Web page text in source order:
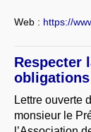
Web : https://
Respecter
obligations
Lettre ouverte
monsieur le